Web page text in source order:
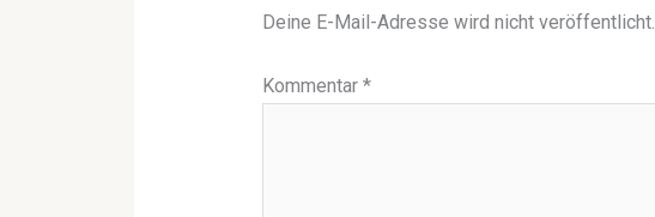
Deine E-Mail-Adresse wird nicht veröffentlicht.
Kommentar *